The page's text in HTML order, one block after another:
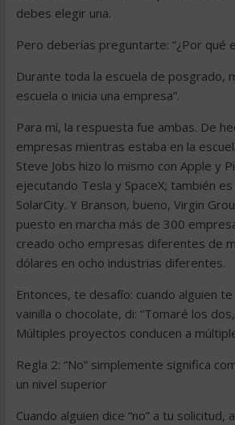
debes elegir una.
Pero deberías preguntarte: “¿Por qué
Durante toda la escuela de posgrado,
escuela o inicia una empresa”.
Para mí, la respuesta fue ambas. De
empresas mientras estaba en la
Steve Jobs hizo lo mismo con Apple y
ejecutando Tesla y SpaceX; también
SolarCity. Y Branson, bueno, Virgin
puesto en marcha más de 300
creado ocho empresas diferentes de
dólares en ocho industrias diferentes.
Entonces, te desafío: cuando alguien
vainilla o chocolate, di: “Tomaré los
Múltiples proyectos conducen a
Regla 2: “No” simplemente significa
un nivel superior
Cuando alguien dice “no” a tu solicitud,